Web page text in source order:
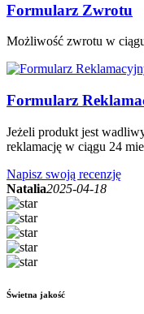
Formularz Zwrotu
Możliwość zwrotu w
Formularz
Jeżeli produkt jest
reklamację w ciągu 24
Napisz swoją recenzję
Natalia2025-04-18
Świetna jakość